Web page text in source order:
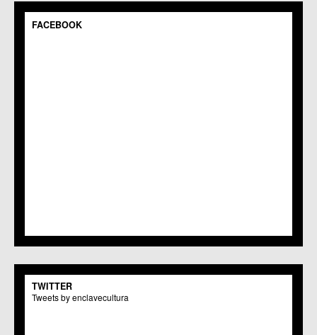
C.M. Gea y Truyols
C.C.S. La Paz
C.M. El Carmen
Centros Culturales
C.C. Puertas de Castilla
FACEBOOK
TWITTER
Tweets by enclavecultura